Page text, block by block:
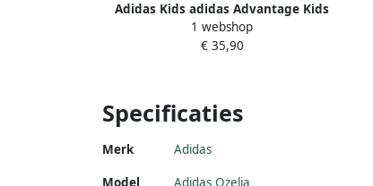
Adidas Kids adidas Advantage Kids
Kindersneakers 37 1 3 Wit
1 webshop
€ 35,90
Specificaties
Merk Adidas
Model
Adidas Ozelia